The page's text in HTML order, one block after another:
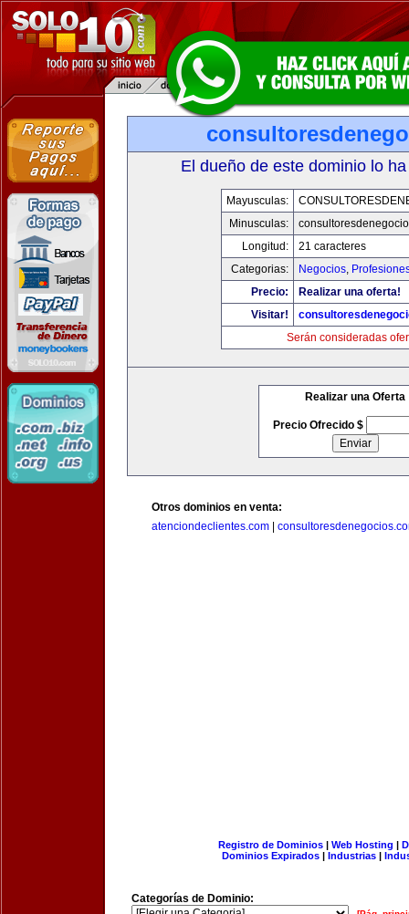
El dueño de este dominio lo
Mayusculas:
Minusculas:
Longitud:
21 caracteres
Categorias:
Negocios,
Precio:
Realizar una oferta!
Visitar!
Serán consideradas
Realizar una Oferta
Precio Ofrecido $
Otros dominios en venta:
atenciondeclientes.com
Registro de Dominios| Web Hosting |
Dominios Expirados | Industrias |
Categorías de Dominio: